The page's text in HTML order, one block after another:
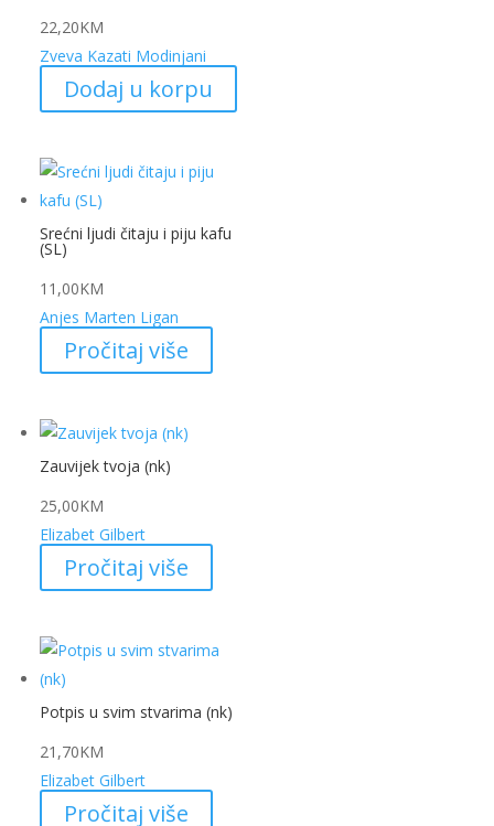
22,20KM
Zveva Kazati Modinjani
Dodaj u korpu
Srećni ljudi čitaju i piju kafu
(SL)
11,00KM
Anjes Marten Ligan
Pročitaj više
Zauvijek tvoja (nk)
25,00KM
Elizabet Gilbert
Pročitaj više
Potpis u svim stvarima (nk)
21,70KM
Elizabet Gilbert
Pročitaj više